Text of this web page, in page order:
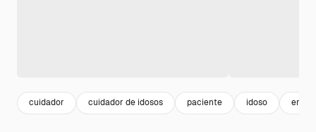
cuidador cuidador de idosos paciente idoso